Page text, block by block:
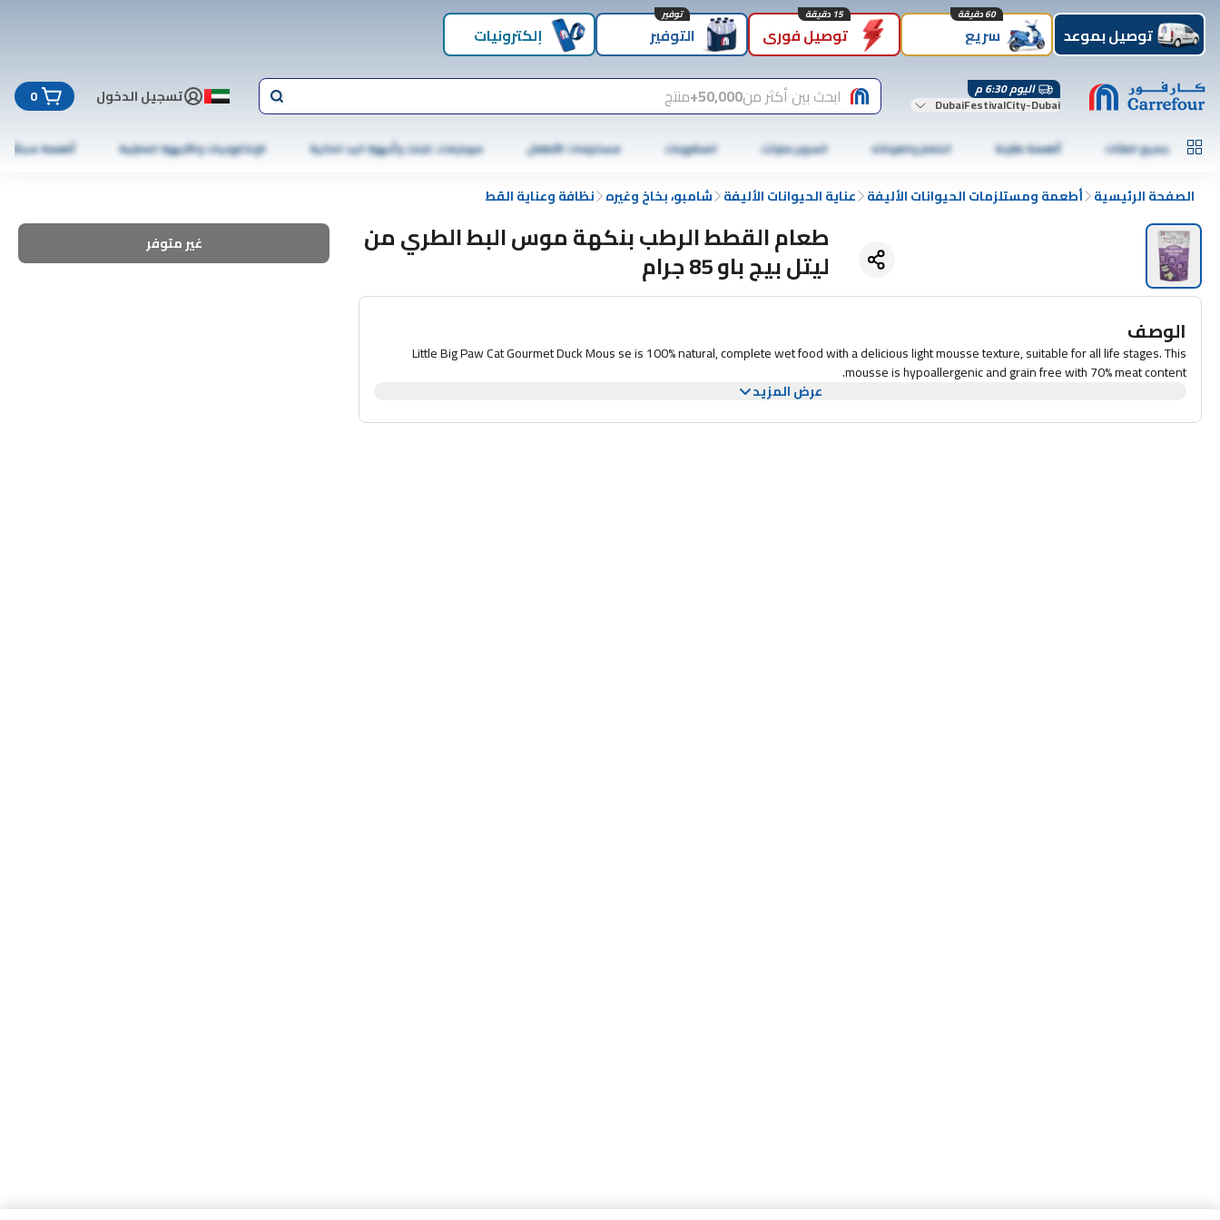
توصيل بموعد سريع
60 دقيقة
توصيل فوري
15 دقيقة
التوفير
توفير
إلكترونيات
اليوم 6:30 م
DubaiFestivalCity-Dubai ابحث بين أكثر من50,000+ منتج تسجيل الدخول 0
جميع الفئات أطعمة طازجة الخضار والفواكه السوبر ماركت المشروبات مستلزمات الأطفال موبايلات، تابلت وأجهزة اليد الذكية الإلكترونيات والأجهزة المنزلية أطعمة مجمّدة
الصفحة الرئيسية أطعمة ومستلزمات الحيوانات الأليفة عناية الحيوانات الأليفة شامبو، بخاخ وغيره نظافة وعناية القط
طعام القطط الرطب بنكهة موس البط الطري من
ليتل بيج باو 85 جرام
غير متوفر
الوصف
Little Big Paw Cat Gourmet Duck Mous se is 100% natural, complete wet food with a delicious light mousse texture, suitable for all life stages. This
mousse is hypoallergenic and grain free with 70% meat content.
عرض المزيد